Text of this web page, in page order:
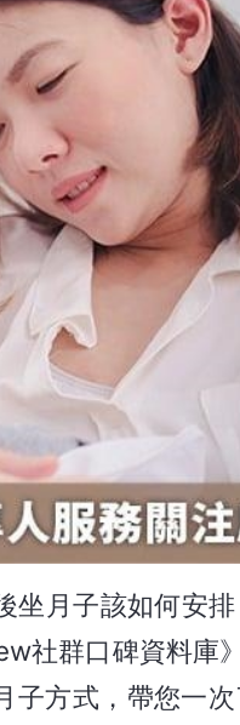
坐月子該如何安
社群口碑資料庫
子方式，帶您一